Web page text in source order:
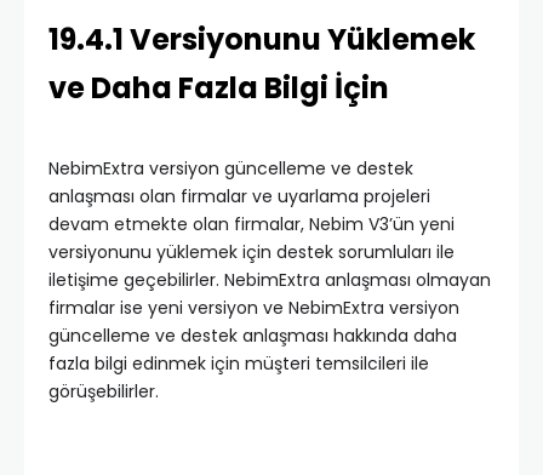
19.4.1 Versiyonunu Yüklemek
ve Daha Fazla Bilgi İçin
NebimExtra versiyon güncelleme ve destek
anlaşması olan firmalar ve uyarlama projeleri
devam etmekte olan firmalar, Nebim V3’ün yeni
versiyonunu yüklemek için destek sorumluları ile
iletişime geçebilirler. NebimExtra anlaşması olmayan
firmalar ise yeni versiyon ve NebimExtra versiyon
güncelleme ve destek anlaşması hakkında daha
fazla bilgi edinmek için müşteri temsilcileri ile
görüşebilirler.